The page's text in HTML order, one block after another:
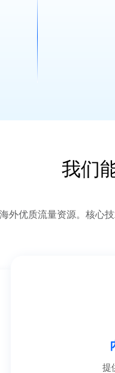
我们
外优质流量资源。核心
提